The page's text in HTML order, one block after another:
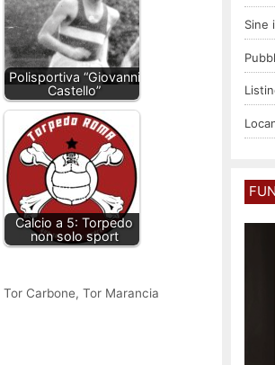
Polisportiva “Giovanni
Castello”
Calcio a 5: Torpedo
non solo sport
Tor Carbone, Tor Marancia
Sine